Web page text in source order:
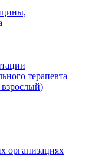
терапевта
взрослый)
организациях